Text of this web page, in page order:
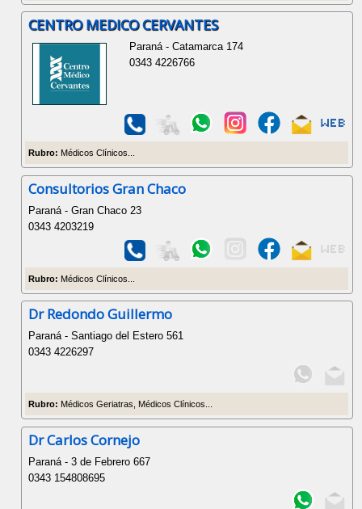
CENTRO MEDICO CERVANTES
Paraná - Catamarca 174
0343 4226766
Rubro: Médicos Clínicos...
Consultorios Gran Chaco
Paraná - Gran Chaco 23
0343 4203219
Rubro: Médicos Clínicos...
Dr Redondo Guillermo
Paraná - Santiago del Estero 561
0343 4226297
Rubro: Médicos Geriatras, Médicos Clínicos...
Dr Carlos Cornejo
Paraná - 3 de Febrero 667
0343 154808695